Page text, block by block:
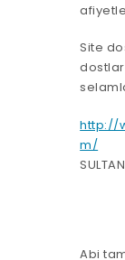
Site
http://
m/
Abi